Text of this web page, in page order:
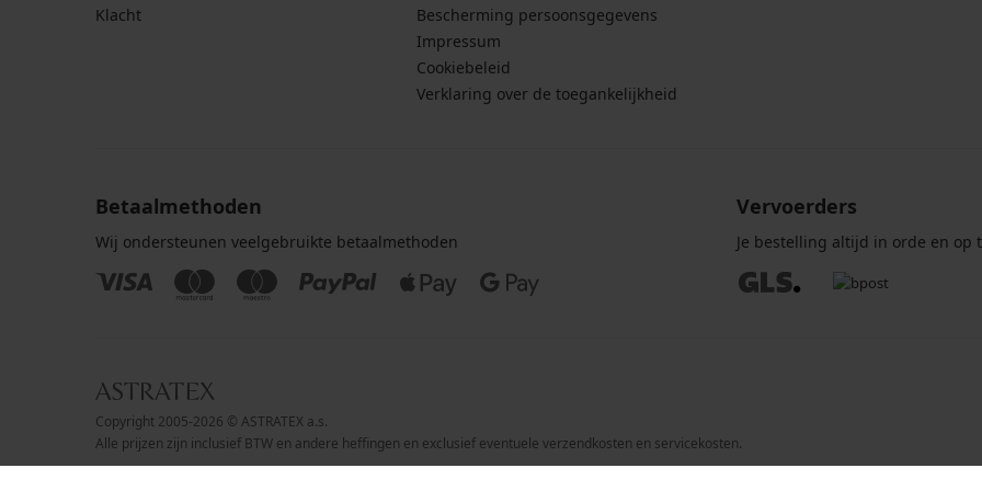
Klacht
Bescherming persoonsgegevens
Impressum
Cookiebeleid
Verklaring over de toegankelijkheid
Betaalmethoden
Wij ondersteunen veelgebruikte betaalmethoden
Vervoerders
Je bestelling altijd in orde en op
Copyright 2005-2026 © ASTRATEX a.s.
Alle prijzen zijn inclusief BTW en andere heffingen en exclusief eventuele verzendkosten en servicekosten.